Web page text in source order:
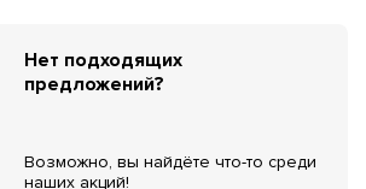
Нет подходящих
предложений?
Возможно, вы найдёте что-то среди
наших акций!